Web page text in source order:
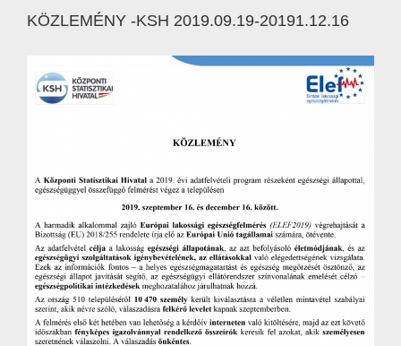
KÖZLEMÉNY -KSH 2019.09.19-20191.12.16